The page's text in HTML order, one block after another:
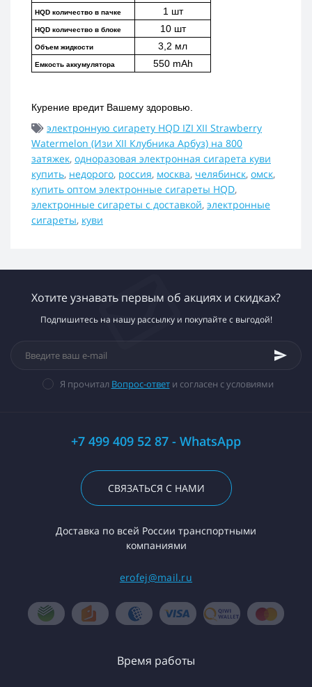
HQD количество в пачке 1 шт
HQD количество в блоке 10 шт
Объем жидкости 3,2 мл
Емкость аккумулятора 550 mAh
Курение вредит Вашему здоровью.
электронную сигарету HQD IZI XII Strawberry
Watermelon (Изи XII Клубника Арбуз) на 800
затяжек, одноразовая электронная сигарета куви
купить, недорого, россия, москва, челябинск, омск,
купить оптом электронные сигареты HQD,
электронные сигареты с доставкой, электронные
сигареты, куви
Хотите узнавать первым об акциях и скидках?
Подпишитесь на нашу рассылку и покупайте с выгодой!
Я прочитал Вопрос-ответи согласен с условиями
+7 499 409 52 87 - WhatsApp
СВЯЗАТЬСЯ С НАМИ
Доставка по всей России транспортными
компаниями
erofej@mail.ru
Время работы